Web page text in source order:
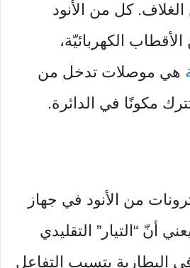
كل من الأنود
الكهربائيّة،
هي موصلات تدخل من
تترك مكونًا في الدائرة.
من الأنود في جهاز
أنّ “التيار” التقليدي
البطارية يتسبب التفاعل